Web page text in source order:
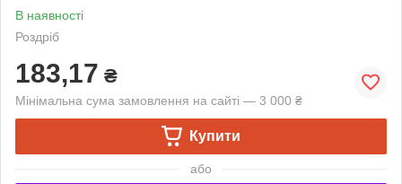
В наявності
Роздріб
183,17 ₴
Мінімальна сума замовлення на сайті — 3 000 ₴
Купити
або